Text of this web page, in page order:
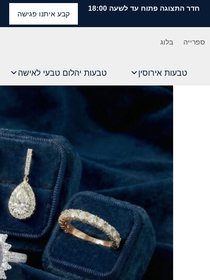
חדר התצוגה פתוח עד לשעה 18:00
קבע איתנו פגישה
ספרייה בלוג
טבעות אירוסין טבעות יהלום טבעי לאישה